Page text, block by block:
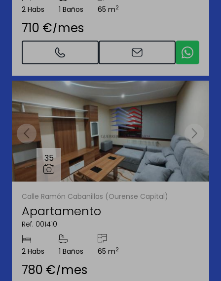
2 Habs 1 Baños 65 m2
710 €/mes
35
Calle Ramón Cabanillas (Ourense Capital)
Apartamento
Ref. 001410
2 Habs 1 Baños 65 m2
780 €/mes